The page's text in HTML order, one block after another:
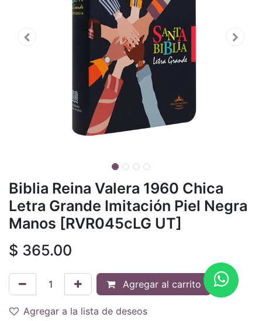
Biblia Reina Valera 1960 Chica
Letra Grande Imitación Piel Negra
Manos [RVR045cLG UT]
$ 365.00
Agregar al carrito
Agregar a la lista de deseos